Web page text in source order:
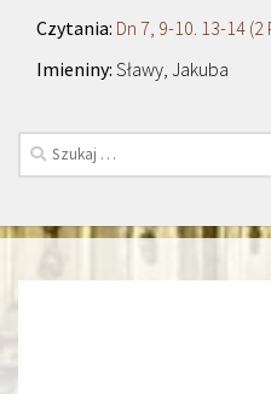
Dn 7, 9-10. 13-14 (2
Sławy, Jakuba
Szukaj: